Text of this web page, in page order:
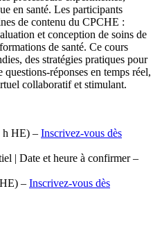
en santé. Les participants
de contenu du CPCHE :
et conception de soins de
de santé. Ce cours
des stratégies pratiques pour
questions-réponses en temps réel,
collaboratif et stimulant.
h HE) – Inscrivez-vous dès
| Date et heure à confirmer –
– Inscrivez-vous dès